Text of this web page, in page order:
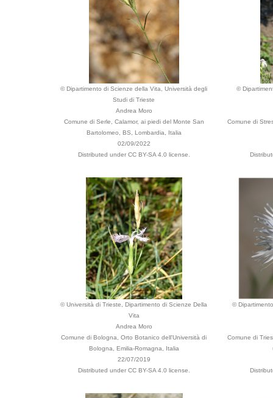
© Dipartimento di Scienze della Vita, Università degli
Studi di Trieste
Andrea Moro
Comune di Serle, Calamor, ai piedi del Monte San
Bartolomeo, BS, Lombardia, Italia
02/09/2022
Distributed under CC BY-SA 4.0 license.
©
Comune di
© Università di Trieste, Dipartimento di Scienze Della
Vita
Andrea Moro
Comune di Bologna, Orto Botanico dell'Università di
Bologna, Emilia-Romagna, Italia
22/07/2019
Distributed under CC BY-SA 4.0 license.
©
Comune di